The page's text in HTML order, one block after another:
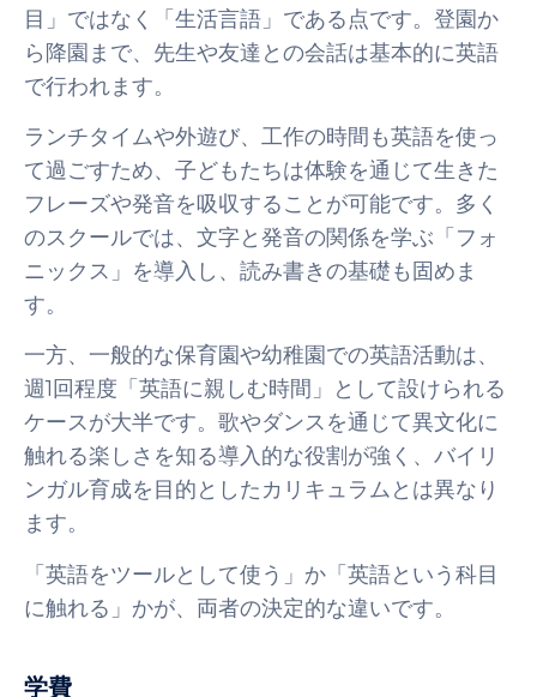
目」ではなく「生活言語」である点です。登園か
ら降園まで、先生や友達との会話は基本的に英語
で行われます。
ランチタイムや外遊び、工作の時間も英語を使っ
て過ごすため、子どもたちは体験を通じて生きた
フレーズや発音を吸収することが可能です。多く
のスクールでは、文字と発音の関係を学ぶ「フォ
ニックス」を導入し、読み書きの基礎も固めま
す。
一方、一般的な保育園や幼稚園での英語活動は、
週1回程度「英語に親しむ時間」として設けられる
ケースが大半です。歌やダンスを通じて異文化に
触れる楽しさを知る導入的な役割が強く、バイリ
ンガル育成を目的としたカリキュラムとは異なり
ます。
「英語をツールとして使う」か「英語という科目
に触れる」かが、両者の決定的な違いです。
学費